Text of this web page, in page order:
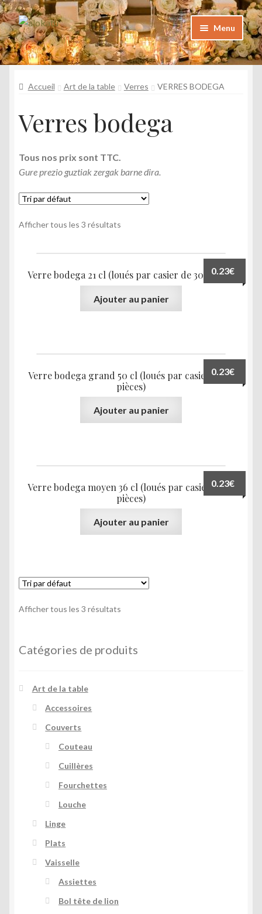
Aller
à
la
navigation
Aller
au
contenu
Menu
Catalogue
Maiz egiten diren galderak
Argazkiak
Contact
Kontaktua
Nire kontua
Accueil Art de la table Verres VERRES BODEGA
Verres bodega
Tous nos prix sont TTC.
Gure prezio guztiak zergak barne dira.
Afficher tous les 3 résultats
Verre bodega 21 cl (loués par casier de 30 pièces)
0.23€
Ajouter au panier
Verre bodega grand 50 cl (loués par casier de 25
pièces)
0.23€
Ajouter au panier
Verre bodega moyen 36 cl (loués par casier de 25
pièces)
0.23€
Ajouter au panier
Afficher tous les 3 résultats
Catégories de produits
Art de la table
Accessoires
Couverts
Couteau
Cuillères
Fourchettes
Louche
Linge
Plats
Vaisselle
Assiettes
Bol tête de lion